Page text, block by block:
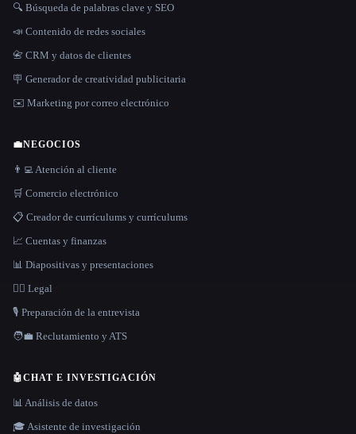
🔍 Búsqueda de palabras clave y SEO
📣 Contenido de redes sociales
📇 CRM y datos de clientes
🪧 Generador de creatividad publicitaria
✉️ Marketing por correo electrónico
💼NEGOCIOS
👨‍💻 Atención al cliente
🛒 Comercio electrónico
📋 Creador de currículums y currículums
📈 Cuentas y finanzas
📊 Diapositivas y presentaciones
👩‍⚖️ Legal
🎙️ Preparación de la entrevista
🧑‍💼 Reclutamiento y ATS
🤖CHAT E INVESTIGACIÓN
📊 Análisis de datos
🎓 Asistente de investigación